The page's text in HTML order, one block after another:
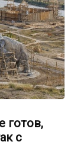
готов,
с